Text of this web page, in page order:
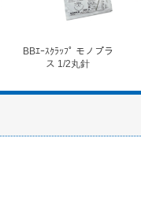
BBｴｰｽｸﾗｯﾌﾟ モノプラ
ス 1/2丸針